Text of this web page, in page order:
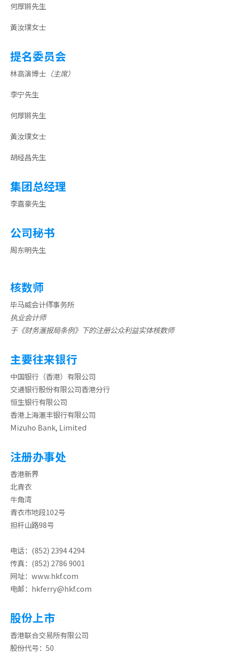
何厚锵先生
黃汝璞女士
提名委员会
林高演博士 （主席）
李宁先生
何厚锵先生
黃汝璞女士
胡经昌先生
集团总经理
李嘉豪先生
公司秘书
周东明先生
核数师
毕马威会计师事务所
执业会计师
于《财务滙报局条例》下的注册公众利益实体核数师
主要往来银行
中国银行（香港）有限公司
交通银行股份有限公司香港分行
恒生银行有限公司
香港上海滙丰银行有限公司
Mizuho Bank, Limited
注册办事处
香港新界
北青衣
牛角湾
青衣市地段102号
担杆山路98号
电话：(852) 2394 4294
传真：(852) 2786 9001
网址： www.hkf.com
电邮： hkferry@hkf.com
股份上市
香港联合交易所有限公司
股份代号：50